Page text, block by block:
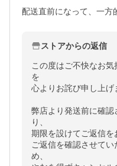
配送直前になって、一方
ストアからの返信
この度はご不快なお
を
心よりお詫び申し上げ
弊店より発送前に確
り、
期限を設けてご返信を
ご返信を確認させて
め、